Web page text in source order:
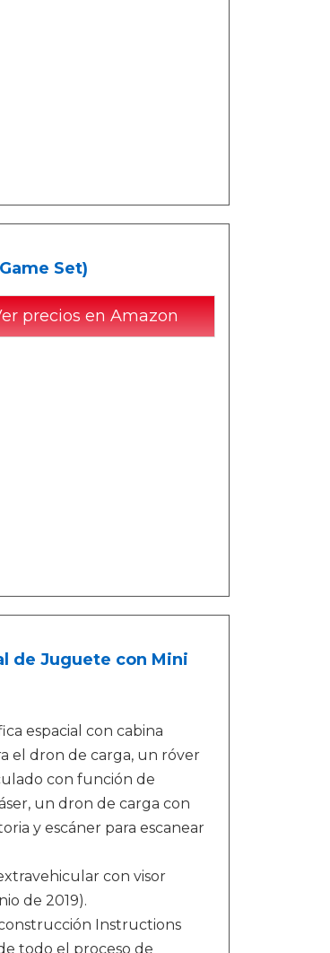
Set)
precios en Amazon
de Juguete con Mini
espacial con cabina
el dron de carga, un róver
con función de
un dron de carga con
y escáner para escanear
con visor
de 2019).
Instructions
todo el proceso de